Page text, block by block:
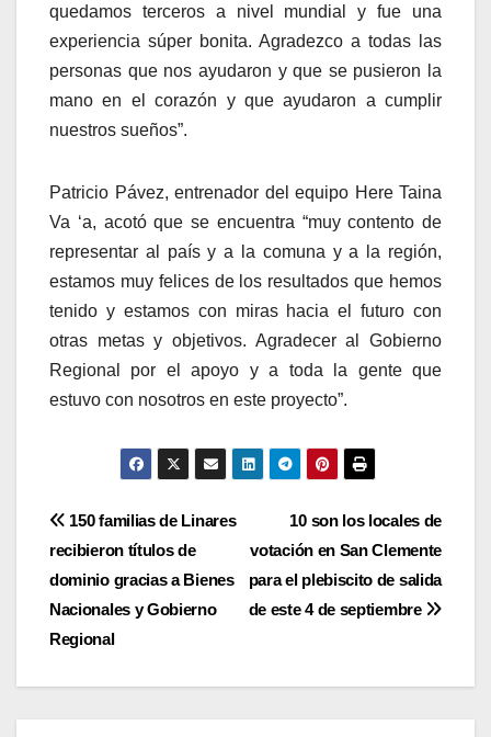
quedamos terceros a nivel mundial y fue una
experiencia súper bonita. Agradezco a todas las
personas que nos ayudaron y que se pusieron la
mano en el corazón y que ayudaron a cumplir
nuestros sueños”.
Patricio Pávez, entrenador del equipo Here Taina
Va ‘a, acotó que se encuentra “muy contento de
representar al país y a la comuna y a la región,
estamos muy felices de los resultados que hemos
tenido y estamos con miras hacia el futuro con
otras metas y objetivos. Agradecer al Gobierno
Regional por el apoyo y a toda la gente que
estuvo con nosotros en este proyecto”.
Navegación
de
entradas
10 son los locales de
votación en San Clemente
para el plebiscito de salida
de este 4 de septiembre
150 familias de Linares
recibieron títulos de
dominio gracias a Bienes
Nacionales y Gobierno
Regional